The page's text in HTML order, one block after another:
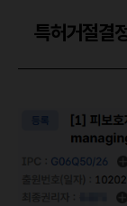
특허거절결